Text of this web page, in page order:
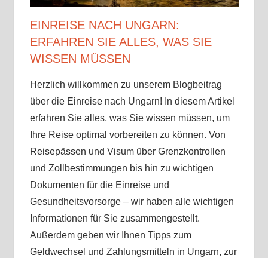
Tipps
EINREISE NACH UNGARN:
ERFAHREN SIE ALLES, WAS SIE
WISSEN MÜSSEN
Herzlich willkommen zu unserem Blogbeitrag
über die Einreise nach Ungarn! In diesem Artikel
erfahren Sie alles, was Sie wissen müssen, um
Ihre Reise optimal vorbereiten zu können. Von
Reisepässen und Visum über Grenzkontrollen
und Zollbestimmungen bis hin zu wichtigen
Dokumenten für die Einreise und
Gesundheitsvorsorge – wir haben alle wichtigen
Informationen für Sie zusammengestellt.
Außerdem geben wir Ihnen Tipps zum
Geldwechsel und Zahlungsmitteln in Ungarn, zur